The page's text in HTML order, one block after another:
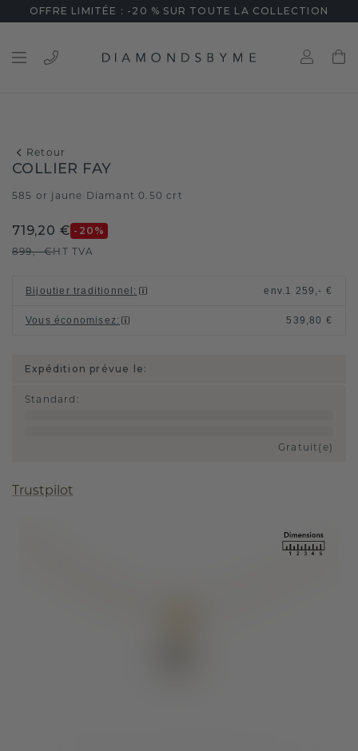
OFFRE LIMITÉE : -20 % SUR TOUTE LA COLLECTION
Retour
COLLIER FAY
585 or jaune Diamant 0.50 crt
719,20 € -20 %
899,- €HT TVA
Bijoutier traditionnel : env. 1 259,- €
Vous économisez: 539,80 €
Expédition prévue le:
Standard :
Gratuit(e)
Trustpilot